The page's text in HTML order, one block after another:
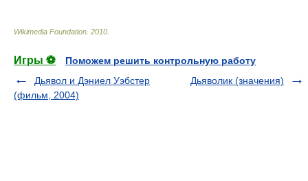
Wikimedia Foundation 2010
Игры ⚽
Поможем решить контрольную работу
Дьявол и Дэниел Уэбстер
(фильм, 2004)
Дьяволик (значения)